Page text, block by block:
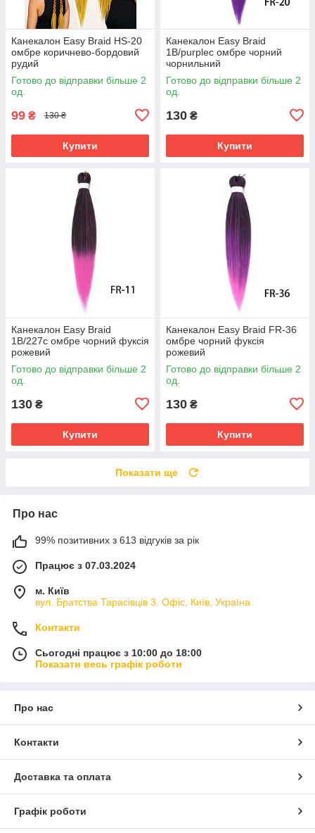
Канекалон Easy Braid HS-20
омбре коричнево-бордовий
рудий
Готово до відправки більше 2
од.
99 ₴ 130 ₴
Купити
Канекалон Easy Braid
1В/purpleс омбре чорний
чорнильний
Готово до відправки більше 2
од.
130 ₴
Купити
Канекалон Easy Braid
1В/227с омбре чорний фуксія
рожевий
Готово до відправки більше 2
од.
130 ₴
Купити
Канекалон Easy Braid FR-36
омбре чорний фуксія
рожевий
Готово до відправки більше 2
од.
130 ₴
Купити
Показати ще
Про нас
99% позитивних з 613 відгуків за рік
Працює з 07.03.2024
м. Київ
вул. Братства Тарасівців 3. Офіс, Київ, Україна
Контакти
Сьогодні працює з 10:00 до 18:00
Показати весь графік роботи
Про нас
Контакти
Доставка та оплата
Графік роботи